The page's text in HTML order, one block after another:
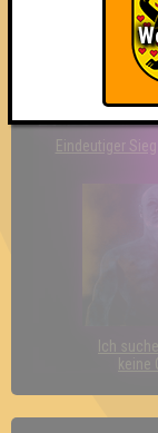
Eindeutiger Sieg
Ich
keine